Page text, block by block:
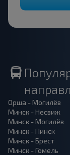
Орша - Могилёв
Минск - Несвиж
Минск - Могилёв
Минск - Пинск
Минск - Брест
Минск - Гомель